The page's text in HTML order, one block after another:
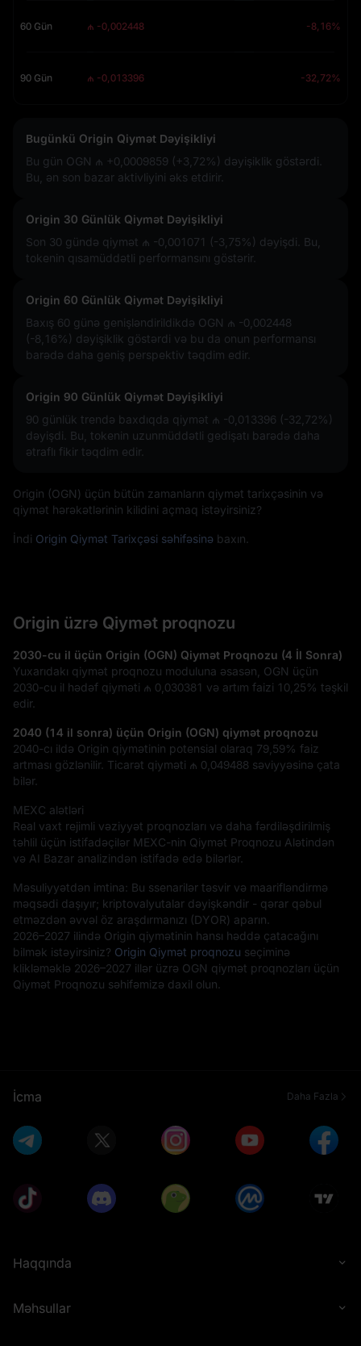
60 Gün ₼ -0,002448 -8,16%
90 Gün ₼ -0,013396 -32,72%
Bugünkü Origin Qiymət Dəyişikliyi
Bu gün OGN ₼ +0,0009859 (+3,72%) dəyişiklik göstərdi.
Bu, ən son bazar aktivliyini əks etdirir.
Origin 30 Günlük Qiymət Dəyişikliyi
Son 30 gündə qiymət ₼ -0,001071 (-3,75%) dəyişdi. Bu,
tokenin qısamüddətli performansını göstərir.
Origin 60 Günlük Qiymət Dəyişikliyi
Baxış 60 günə genişləndirildikdə OGN ₼ -0,002448
(-8,16%) dəyişiklik göstərdi və bu da onun performansı
barədə daha geniş perspektiv təqdim edir.
Origin 90 Günlük Qiymət Dəyişikliyi
90 günlük trendə baxdıqda qiymət ₼ -0,013396 (-32,72%)
dəyişdi. Bu, tokenin uzunmüddətli gedişatı barədə daha
ətraflı fikir təqdim edir.
Origin (OGN) üçün bütün zamanların qiymət tarixçəsinin və
qiymət hərəkətlərinin kilidini açmaq istəyirsiniz?
İndi Origin Qiymət Tarixçəsi səhifəsinə baxın.
Origin üzrə Qiymət proqnozu
2030-cu il üçün Origin (OGN) Qiymət Proqnozu (4 İl Sonra)
Yuxarıdakı qiymət proqnozu moduluna əsasən, OGN üçün
2030-cu il hədəf qiyməti ₼ 0,030381 və artım faizi 10,25% təşkil
edir.
2040 (14 il sonra) üçün Origin (OGN) qiymət proqnozu
2040-cı ildə Origin qiymətinin potensial olaraq 79,59% faiz
artması gözlənilir. Ticarət qiyməti ₼ 0,049488 səviyyəsinə çata
bilər.
MEXC alətləri
Real vaxt rejimli vəziyyət proqnozları və daha fərdiləşdirilmiş
təhlil üçün istifadəçilər MEXC-nin Qiymət Proqnozu Alətindən
və AI Bazar analizindən istifadə edə bilərlər.
Məsuliyyətdən imtina: Bu ssenarilər təsvir və maarifləndirmə
məqsədi daşıyır; kriptovalyutalar dəyişkəndir - qərar qəbul
etməzdən əvvəl öz araşdırmanızı (DYOR) aparın.
2026–2027 ilində Origin qiymətinin hansı həddə çatacağını
bilmək istəyirsiniz? Origin Qiymət proqnozu seçiminə
klikləməklə 2026–2027 illər üzrə OGN qiymət proqnozları üçün
Qiymət Proqnozu səhifəmizə daxil olun.
İcma Daha Fazla
Haqqında
Məhsullar